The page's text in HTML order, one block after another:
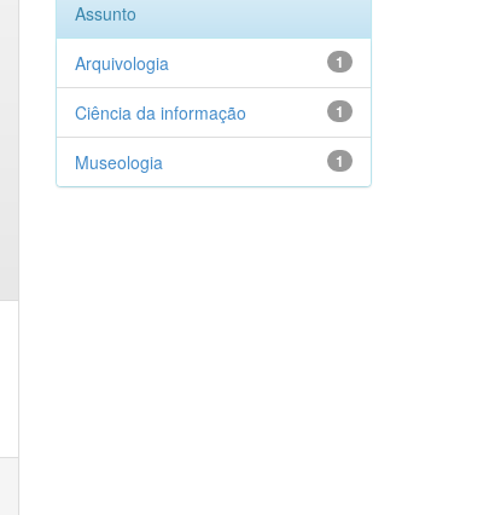
Assunto
1
Arquivologia
1
Ciência da informação
1
Museologia